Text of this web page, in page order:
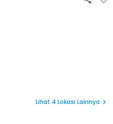
Lihat 4 Lokasi Lainnya